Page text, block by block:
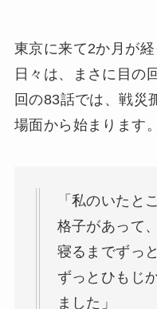
東京に来て2か月が
日々は、まさに目の
回の83話では、戦災
場面から始まります。
「私のいたと
格子があって
寝るまでずっ
ずっとひもじ
ました」